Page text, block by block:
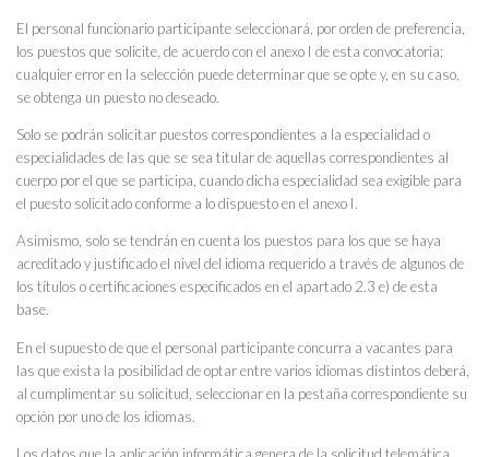
El personal funcionario participante seleccionará, por orden de preferencia,
los puestos que solicite, de acuerdo con el anexo I de esta convocatoria;
cualquier error en la selección puede determinar que se opte y, en su caso,
se obtenga un puesto no deseado.
Solo se podrán solicitar puestos correspondientes a la especialidad o
especialidades de las que se sea titular de aquellas correspondientes al
cuerpo por el que se participa, cuando dicha especialidad sea exigible para
el puesto solicitado conforme a lo dispuesto en el anexo I.
Asimismo, solo se tendrán en cuenta los puestos para los que se haya
acreditado y justificado el nivel del idioma requerido a través de algunos de
los títulos o certificaciones especificados en el apartado 2.3 e) de esta
base.
En el supuesto de que el personal participante concurra a vacantes para
las que exista la posibilidad de optar entre varios idiomas distintos deberá,
al cumplimentar su solicitud, seleccionar en la pestaña correspondiente su
opción por uno de los idiomas.
Los datos que la aplicación informática genera de la solicitud telemática